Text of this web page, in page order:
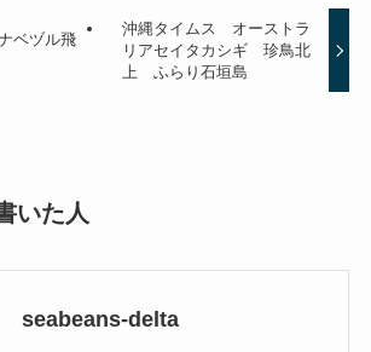
ベヅル飛
沖縄タイムス オーストラ
リアセイタカシギ 珍鳥北
上 ふらり石垣島
いた人
seabeans-delta